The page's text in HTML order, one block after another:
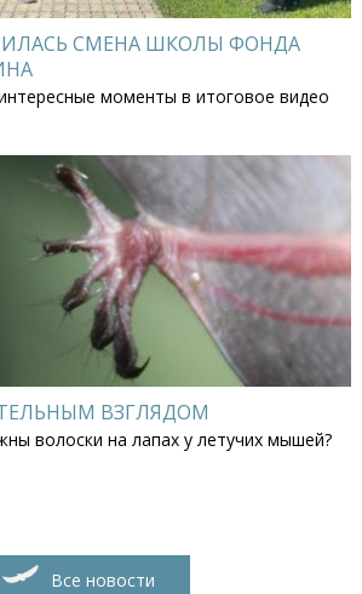
СМЕНА ШКОЛЫ ФОНДА
моменты в итоговое видео
ВЗГЛЯДОМ
волоски на лапах у летучих мышей?
Все новости